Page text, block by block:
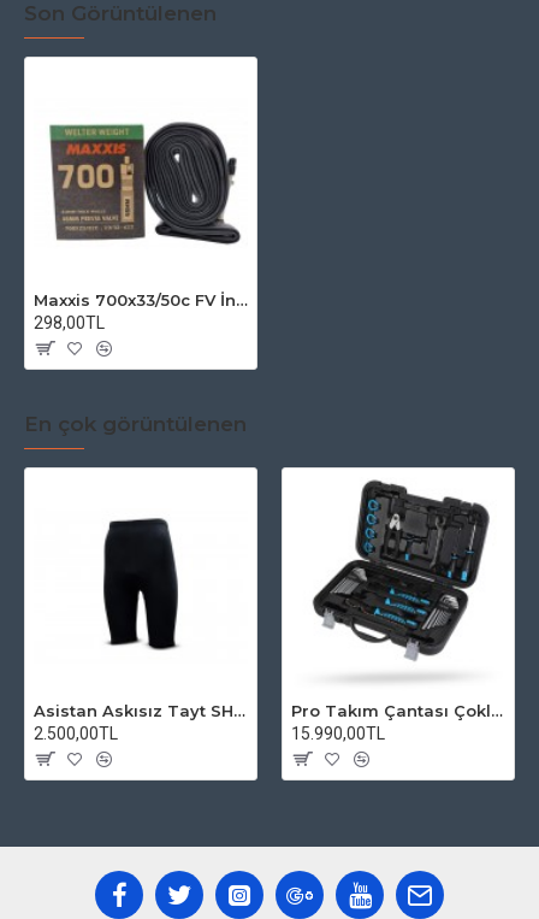
Son Görüntülenen
Maxxis 700x33/50c FV İnce Sbop İç Lastik
298,00TL
En çok görüntülenen
Asistan Askısız Tayt SH20 Pedli Siyah
2.500,00TL
Pro Takım Çantası Çoklu Tamir Seti
15.990,00TL